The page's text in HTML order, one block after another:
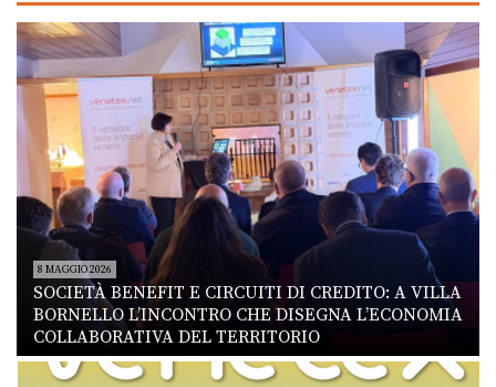
8 MAGGIO 2026
SOCIETÀ BENEFIT E CIRCUITI DI CREDITO: A VILLA
BORNELLO L’INCONTRO CHE DISEGNA L’ECONOMIA
COLLABORATIVA DEL TERRITORIO